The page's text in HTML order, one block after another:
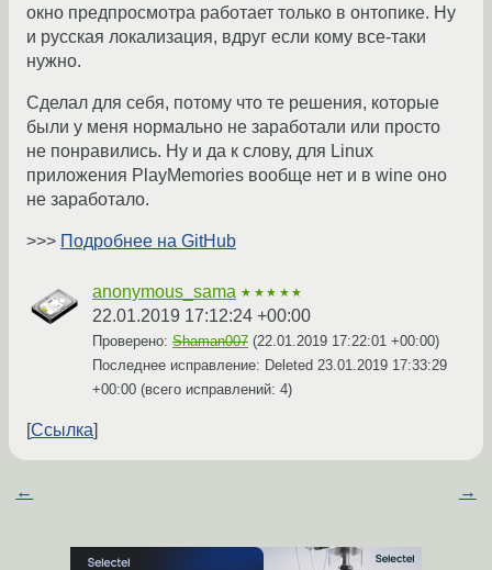
окно предпросмотра работает только в онтопике. Ну
и русская локализация, вдруг если кому все-таки
нужно.
Сделал для себя, потому что те решения, которые
были у меня нормально не заработали или просто
не понравились. Ну и да к слову, для Linux
приложения PlayMemories вообще нет и в wine оно
не заработало.
>>> Подробнее на GitHub
anonymous_sama ★★★★★
22.01.2019 17:12:24 +00:00
Проверено: Shaman007 (22.01.2019 17:22:01 +00:00)
Последнее исправление: Deleted 23.01.2019 17:33:29
+00:00 (всего исправлений: 4)
Ссылка
← →